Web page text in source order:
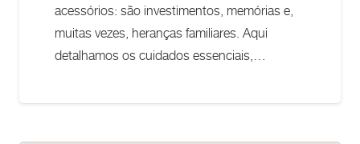
acessórios: são investimentos, memórias e,
muitas vezes, heranças familiares. Aqui
detalhamos os cuidados essenciais,…